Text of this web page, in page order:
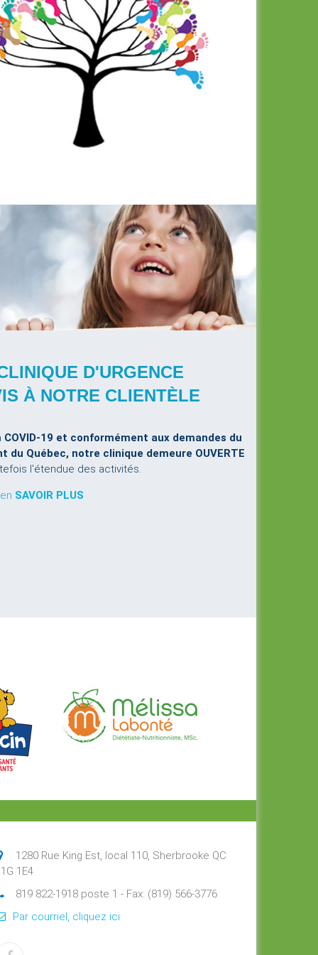
D'URGENCE
À NOTRE CLIENTÈLE
COVID-19 et conformément aux demandes du
du Québec, notre clinique demeure OUVERTE
l'étendue des activités.
SAVOIR PLUS
1280 Rue King Est, local 110, Sherbrooke QC
1E4
819 822-1918 poste 1 - Fax: (819) 566-3776
Par courriel, cliquez ici